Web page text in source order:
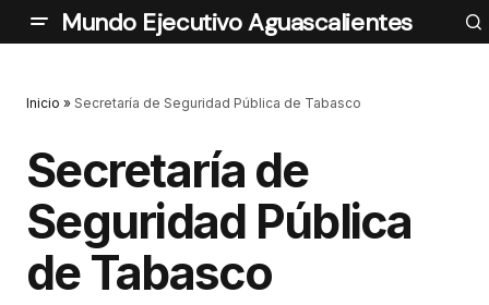
Mundo Ejecutivo Aguascalientes
Inicio » Secretaría de Seguridad Pública de Tabasco
Secretaría de
Seguridad Pública
de Tabasco